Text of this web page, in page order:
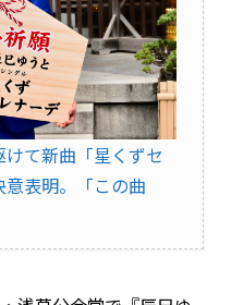
て新曲「星くずセ
表明。「この曲